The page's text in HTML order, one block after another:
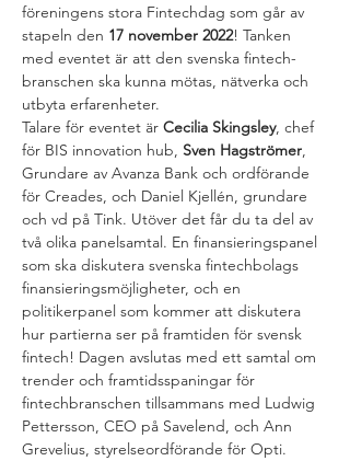
föreningens stora Fintechdag som går av
stapeln den 17 november 2022! Tanken
med eventet är att den svenska fintech-
branschen ska kunna mötas, nätverka och
utbyta erfarenheter.
Talare för eventet är Cecilia Skingsley, chef
för BIS innovation hub, Sven Hagströmer,
Grundare av Avanza Bank och ordförande
för Creades, och Daniel Kjellén, grundare
och vd på Tink. Utöver det får du ta del av
två olika panelsamtal. En finansieringspanel
som ska diskutera svenska fintechbolags
finansieringsmöjligheter, och en
politikerpanel som kommer att diskutera
hur partierna ser på framtiden för svensk
fintech! Dagen avslutas med ett samtal om
trender och framtidsspaningar för
fintechbranschen tillsammans med Ludwig
Pettersson, CEO på Savelend, och Ann
Grevelius, styrelseordförande för Opti.